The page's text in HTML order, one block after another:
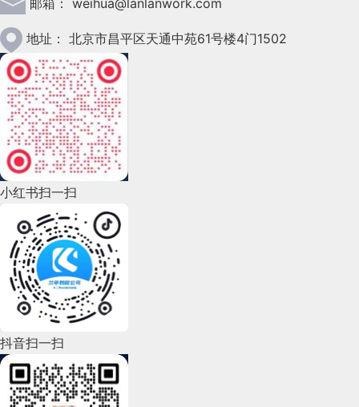
2023年1月(78)
2022年12月(45)
2022年11月(69)
2022年10月(51)
2022年9月(135)
2022年8月(60)
2022年7月(111)
2022年6月(162)
2022年5月(143)
2022年4月(86)
2022年3月(119)
邮箱： weihua@lanlanwork.com
地址： 北京市昌平区天通中苑61号楼4门1502
小红书扫一扫
抖音扫一扫